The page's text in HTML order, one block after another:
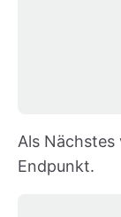
Als Nächstes
Endpunkt.